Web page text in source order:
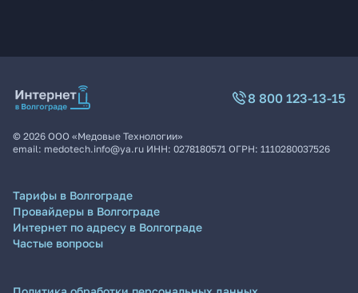
8 800 123-13-15
© 2026 ООО «Медовые Технологии»
email: medotech.info@ya.ru ИНН: 0278180571 ОГРН: 1110280037526
Тарифы в Волгограде
Провайдеры в Волгограде
Интернет по адресу в Волгограде
Частые вопросы